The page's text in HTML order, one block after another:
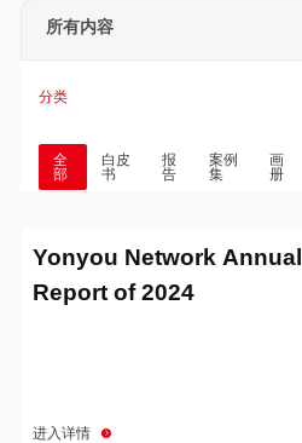
所有内容
分类
全
部
白皮
书
报
告
案例
集
画
册
Yonyou Network Annual
Report of 2024
进入详情